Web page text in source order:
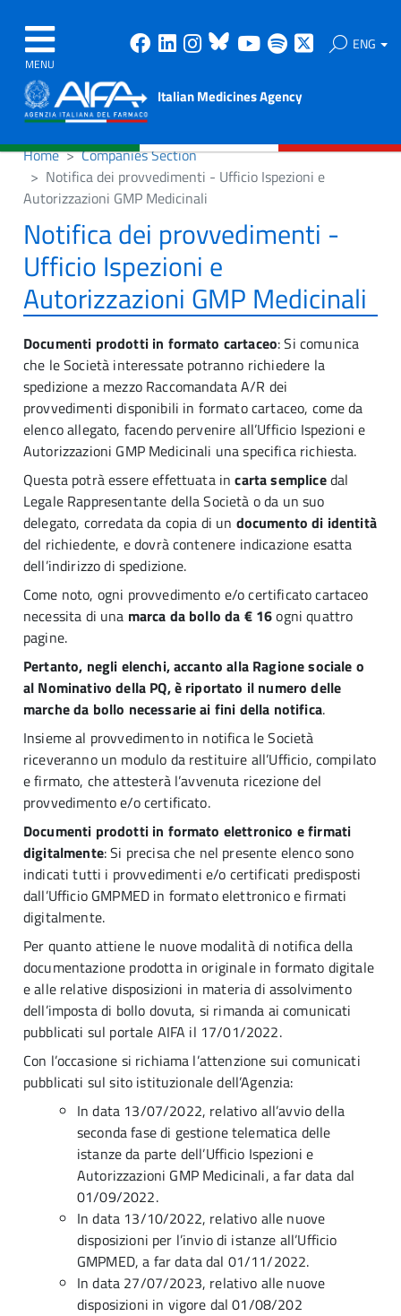
MENU
Facebook
Linkedin
Instagram
Bluesky
Youtube
Spotify ENG
Italian Medicines Agency
Home
Companies Section
Notifica dei provvedimenti - Ufficio Ispezioni e
Autorizzazioni GMP Medicinali
Notifica dei provvedimenti -
Ufficio Ispezioni e
Autorizzazioni GMP Medicinali
Documenti prodotti in formato cartaceo: Si comunica
che le Società interessate potranno richiedere la
spedizione a mezzo Raccomandata A/R dei
provvedimenti disponibili in formato cartaceo, come da
elenco allegato, facendo pervenire all’Ufficio Ispezioni e
Autorizzazioni GMP Medicinali una specifica richiesta.
Questa potrà essere effettuata incarta semplicedal
Legale Rappresentante della Società o da un suo
delegato, corredata da copia di un documento di identità
del richiedente, e dovrà contenere indicazione esatta
dell’indirizzo di spedizione.
Come noto, ogni provvedimento e/o certificato cartaceo
necessita di una marca da bollo da € 16ogni quattro
pagine.
Pertanto, negli elenchi, accanto alla Ragione sociale o
al Nominativo della PQ, è riportato il numero delle
marche da bollo necessarie ai fini della notifica.
Insieme al provvedimento in notifica le Società
riceveranno un modulo da restituire all’Ufficio, compilato
e firmato, che attesterà l’avvenuta ricezione del
provvedimento e/o certificato.
Documenti prodotti in formato elettronico e firmati
digitalmente: Si precisa che nel presente elenco sono
indicati tutti i provvedimenti e/o certificati predisposti
dall’Ufficio GMPMED in formato elettronico e firmati
digitalmente.
Per quanto attiene le nuove modalità di notifica della
documentazione prodotta in originale in formato digitale
e alle relative disposizioni in materia di assolvimento
dell’imposta di bollo dovuta, si rimanda ai comunicati
pubblicati sul portale AIFA il 17/01/2022.
Con l’occasione si richiama l’attenzione sui comunicati
pubblicati sul sito istituzionale dell’Agenzia:
In data 13/07/2022, relativo all’avvio della
seconda fase di gestione telematica delle
istanze da parte dell’Ufficio Ispezioni e
Autorizzazioni GMP Medicinali, a far data dal
01/09/2022.
In data 13/10/2022, relativo alle nuove
disposizioni per l’invio di istanze all’Ufficio
GMPMED, a far data dal 01/11/2022.
In data 27/07/2023, relativo alle nuove
disposizioni in vigore dal 01/08/202